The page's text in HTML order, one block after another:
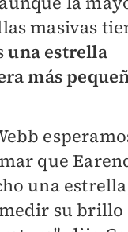
masivas
una estrella
más
que
una
su brillo